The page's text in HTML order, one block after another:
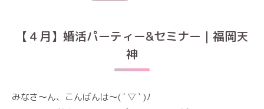
【４月】婚活パーティー&セミナー｜福岡天
神
みなさ～ん、こんばんは～( ´ ▽ ` )ﾉ